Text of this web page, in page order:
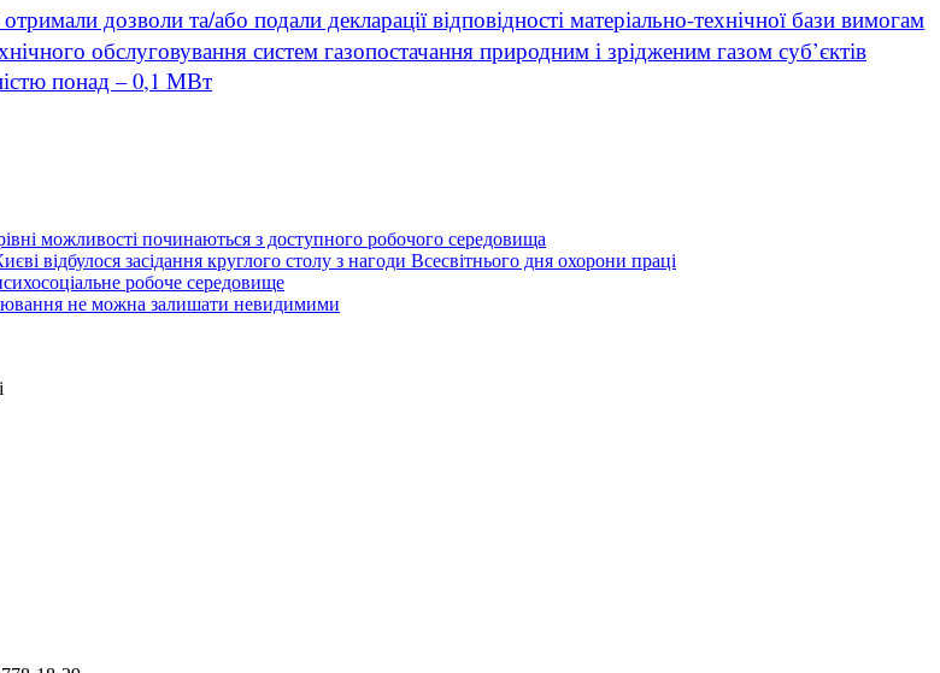
отримали дозволи та/або подали декларації відповідності матеріально-технічної бази вимогам
обслуговування систем газопостачання природним і зрідженим газом суб’єктів
понад – 0,1 МВт
можливості починаються з доступного робочого середовища
відбулося засідання круглого столу з нагоди Всесвітнього дня охорони праці
робоче середовище
не можна залишати невидимими